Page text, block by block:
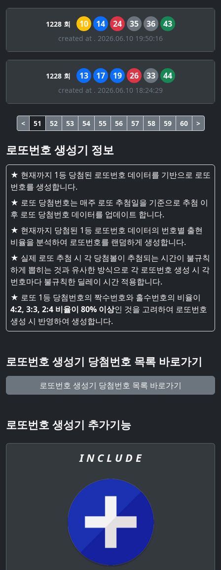
1228 회 10 14 24 35 36 43
created at . 2026.06.10 19:50:16
1228 회 13 17 19 26 33 44
created at . 2026.06.10 18:24:29
< 51 52 53 54 55 56 57 58 59 60 >
로또번호 생성기 정보
★ 현재까지 1등 당첨된 로또번호 데이터를 기반으로 로또
번호를 생성합니다.
★ 로또 당첨번호는 매주 로또 추첨일을 기준으로 추첨 이
후 로또 당첨번호 데이터를 업데이트 합니다.
★ 현재까지 당첨된 1등 로또번호 데이터의 번호별 출현
비율을 분석하여 로또번호를 랜덤하게 생성합니다.
★ 실제 로또 추첨 시 각 당첨볼이 추첨되는 시간이 불규칙
하게 뽑히는 것과 유사한 방식으로 각 로또번호 생성 시 각
번호마다 불규칙한 딜레이 시간 적용합니다.
★ 로또 1등 당첨번호의 짝수번호와 홀수번호의 비율이
4:2, 3:3, 2:4 비율이 80% 이상인 것을 고려하여 로또번호
생성 시 반영하여 생성합니다.
로또번호 생성기 당첨번호 목록 바로가기
로또번호 생성기 당첨번호 목록 바로가기
로또번호 생성기 추가기능
I N C L U D E